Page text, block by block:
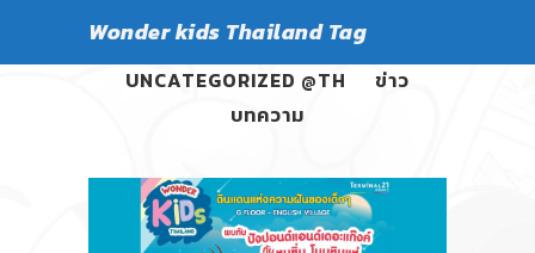
Wonder kids Thailand Tag
ALL
PANGPOND
UNCATEGORIZED @TH
ข่าว
บทความ